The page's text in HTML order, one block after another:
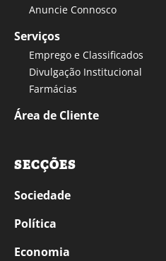
Anuncie Connosco
Serviços
Emprego e Classificados
Divulgação Institucional
Farmácias
Área de Cliente
SECÇÕES
Sociedade
Política
Economia